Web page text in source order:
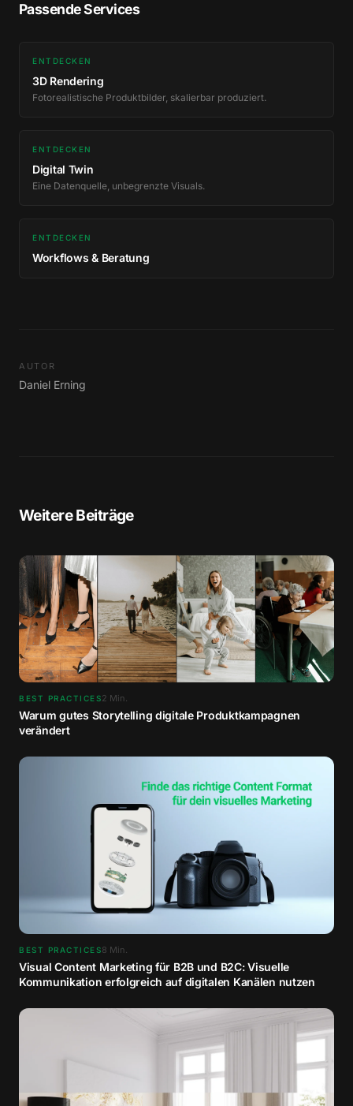
Passende Services
ENTDECKEN
3D Rendering
Fotorealistische Produktbilder, skalierbar produziert.
ENTDECKEN
Digital Twin
Eine Datenquelle, unbegrenzte Visuals.
ENTDECKEN
Workflows & Beratung
AUTOR
Daniel Erning
Weitere Beiträge
BEST PRACTICES2 Min.
Warum gutes Storytelling digitale Produktkampagnen
verändert
BEST PRACTICES8 Min.
Visual Content Marketing für B2B und B2C: Visuelle
Kommunikation erfolgreich auf digitalen Kanälen nutzen